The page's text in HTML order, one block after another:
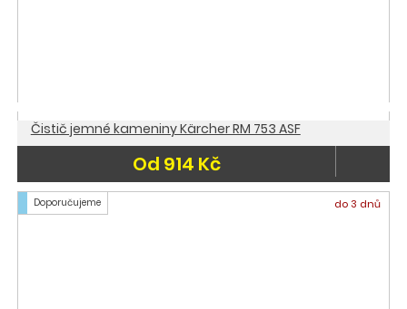
Čistič jemné kameniny Kärcher RM 753 ASF
Od 914 Kč
Doporučujeme do 3 dnů